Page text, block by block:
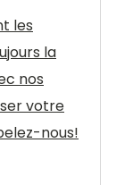
les
la
nos
votre
nous!